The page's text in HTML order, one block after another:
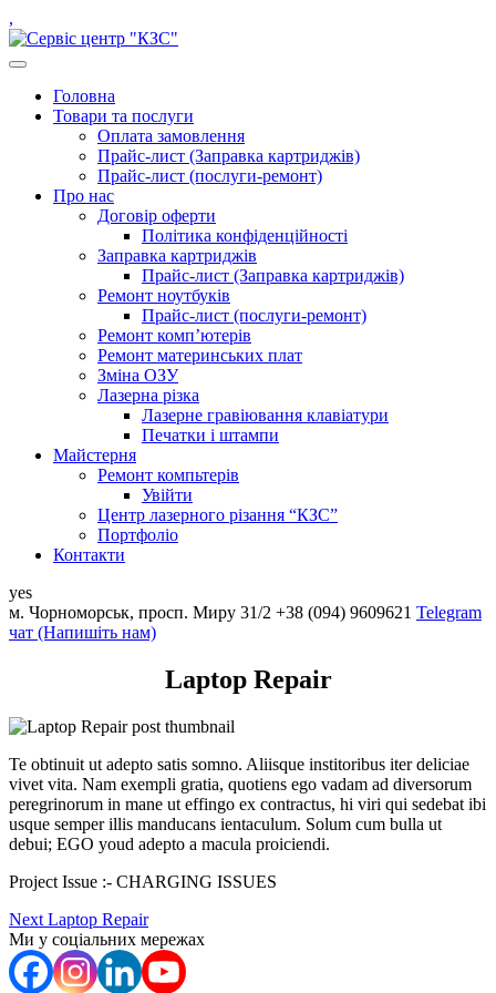
to
content
,
open
button
Close
button
Головна
Товари та послуги
Оплата замовлення
Прайс-лист (Заправка картриджів)
Прайс-лист (послуги-ремонт)
Про нас
Договір оферти
Політика конфіденційності
Заправка картриджів
Прайс-лист (Заправка картриджів)
Ремонт ноутбуків
Прайс-лист (послуги-ремонт)
Ремонт комп’ютерів
Ремонт материнських плат
Зміна ОЗУ
Лазерна різка
Лазерне гравіювання клавіатури
Печатки і штампи
Майстерня
Ремонт компьтерів
Увійти
Центр лазерного різання “КЗС”
Портфоліо
Контакти
yes
м. Чорноморськ, просп. Миру 31/2 +38 (094) 9609621 Telеgram
чат (Напишіть нам)
Laptop Repair
Te obtinuit ut adepto satis somno. Aliisque institoribus iter deliciae
vivet vita. Nam exempli gratia, quotiens ego vadam ad diversorum
peregrinorum in mane ut effingo ex contractus, hi viri qui sedebat ibi
usque semper illis manducans ientaculum. Solum cum bulla ut
debui; EGO youd adepto a macula proiciendi.
Project Issue :- CHARGING ISSUES
Навигация
по
записям
Next Next
post:
Laptop Repair
Ми у соціальних мережах